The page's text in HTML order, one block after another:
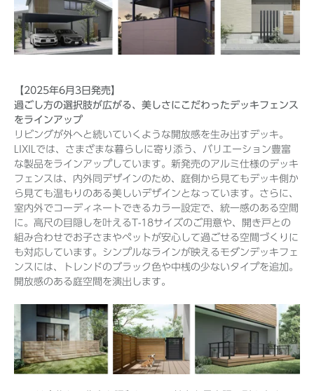
【2025年6月3日発売】
過ごし方の選択肢が広がる、美しさにこだわったデッキフェンス
をラインアップ
リビングが外へと続いていくような開放感を生み出すデッキ。
LIXILでは、さまざまな暮らしに寄り添う、バリエーション豊富
な製品をラインアップしています。新発売のアルミ仕様のデッキ
フェンスは、内外同デザインのため、庭側から見てもデッキ側か
ら見ても温もりのある美しいデザインとなっています。さらに、
室内外でコーディネートできるカラー設定で、統一感のある空間
に。高尺の目隠しを叶えるT-18サイズのご用意や、開き戸との
組み合わせでお子さまやペットが安心して過ごせる空間づくりに
も対応しています。シンプルなラインが映えるモダンデッキフェ
ンスには、トレンドのブラック色や中桟の少ないタイプを追加。
開放感のある庭空間を演出します。